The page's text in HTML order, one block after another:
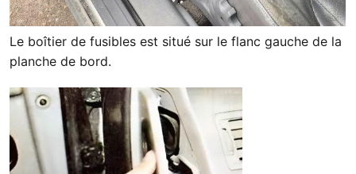
Le boîtier de fusibles est situé sur le flanc gauche de la
planche de bord.